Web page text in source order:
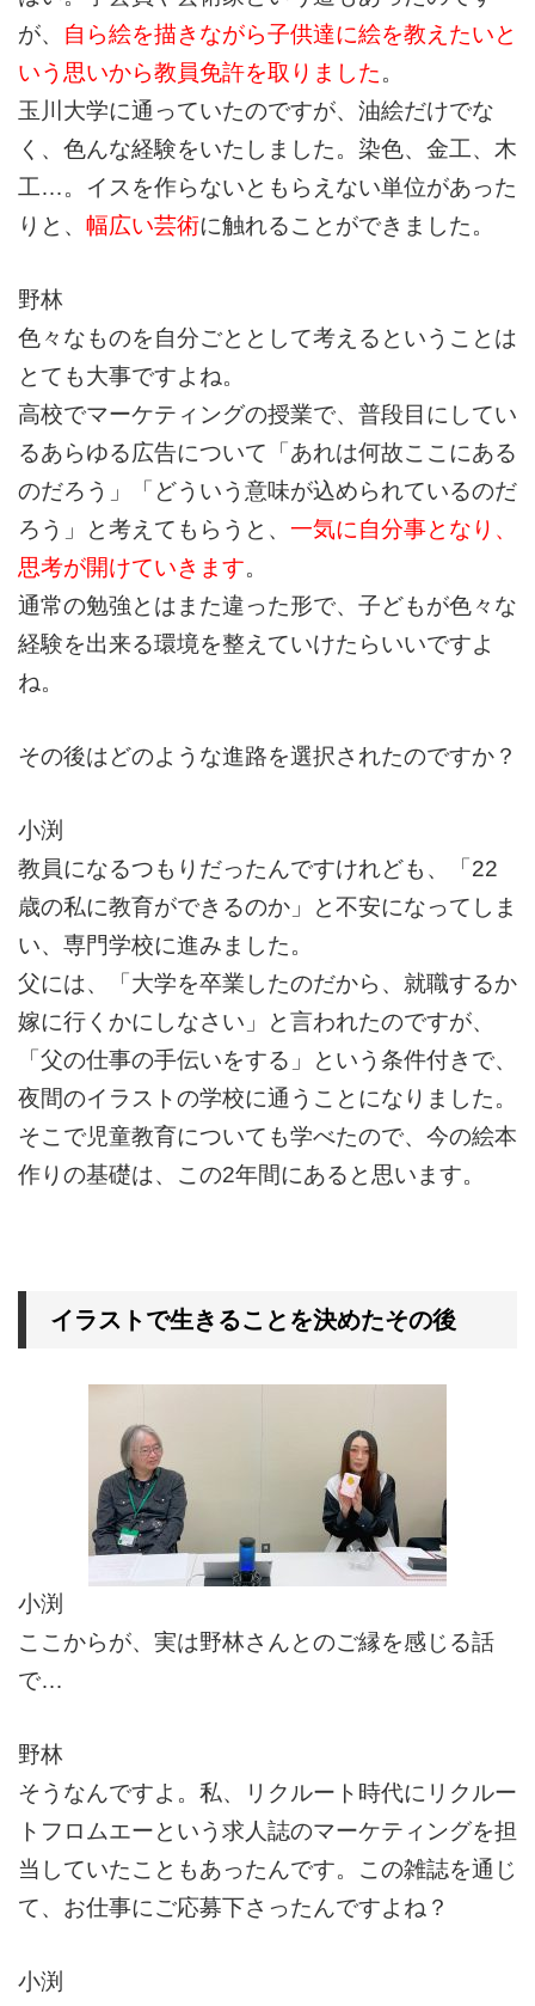
が、 自ら絵を描きながら子供達に絵を教えたいと
いう思いから教員免許を取りました。
玉川大学に通っていたのですが、油絵だけでな
く、色んな経験をいたしました。染色、金工、木
工…。イスを作らないともらえない単位があった
りと、 幅広い芸術に触れることができました。
野林
色々なものを自分ごととして考えるということは
とても大事ですよね。
高校でマーケティングの授業で、普段目にしてい
るあらゆる広告について「あれは何故ここにある
のだろう」「どういう意味が込められているのだ
ろう」と考えてもらうと、 一気に自分事となり、
思考が開けていきます。
通常の勉強とはまた違った形で、子どもが色々な
経験を出来る環境を整えていけたらいいですよ
ね。
その後はどのような進路を選択されたのですか？
小渕
教員になるつもりだったんですけれども、「22
歳の私に教育ができるのか」と不安になってしま
い、専門学校に進みました。
父には、「大学を卒業したのだから、就職するか
嫁に行くかにしなさい」と言われたのですが、
「父の仕事の手伝いをする」という条件付きで、
夜間のイラストの学校に通うことになりました。
そこで児童教育についても学べたので、今の絵本
作りの基礎は、この2年間にあると思います。
イラストで生きることを決めたその後
小渕
ここからが、実は野林さんとのご縁を感じる話
で…
野林
そうなんですよ。私、リクルート時代にリクルー
トフロムエーという求人誌のマーケティングを担
当していたこともあったんです。この雑誌を通じ
て、お仕事にご応募下さったんですよね？
小渕